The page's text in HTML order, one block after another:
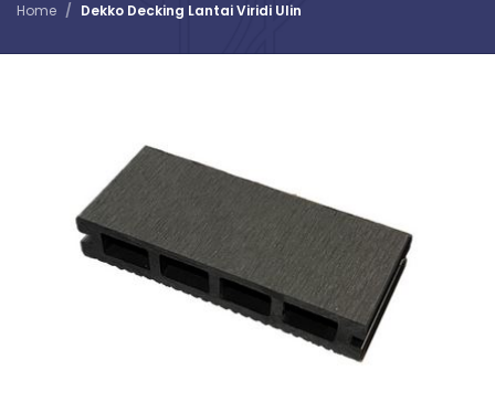
Home Dekko Decking Lantai Viridi Ulin